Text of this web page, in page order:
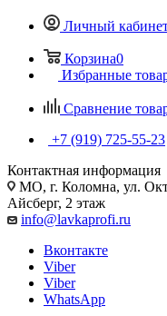
Личный
Корзина0
Избранные
Сравнение
+7 (919) 725-55-23
Контактная информация
МО, г. Коломна, ул.
Айсберг, 2 этаж
info@lavkaprofi.ru
Вконтакте
Viber
Viber
WhatsApp